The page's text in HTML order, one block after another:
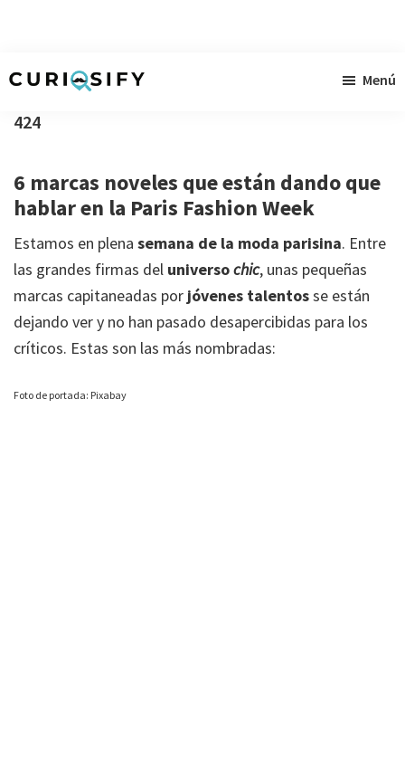
contenido
primaria
pie
raudales
Menú
424
6 marcas noveles que están dando que
hablar en la Paris Fashion Week
Estamos en plena semana de la moda parisina. Entre
las grandes firmas del universochic, unas pequeñas
marcas capitaneadas por jóvenes talentosse están
dejando ver y no han pasado desapercibidas para los
críticos. Estas son las más nombradas:
Foto de portada: Pixabay